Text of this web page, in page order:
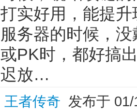
打实好用，能提
服务器的时候，
或PK时，都好搞
迟放…
王者传奇 发布于